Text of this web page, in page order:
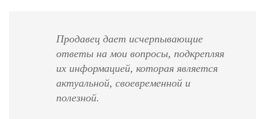
Продавец дает исчерпывающие
ответы на мои вопросы, подкрепляя
их информацией, которая является
актуальной, своевременной и
полезной.